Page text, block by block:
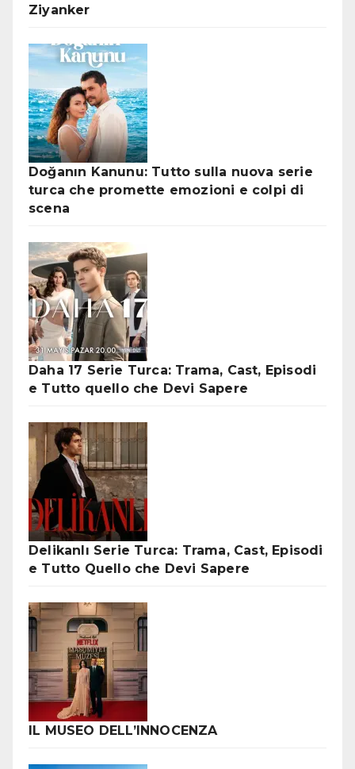
Ziyanker
Doğanın Kanunu: Tutto sulla nuova serie
turca che promette emozioni e colpi di
scena
Daha 17 Serie Turca: Trama, Cast, Episodi
e Tutto quello che Devi Sapere
Delikanlı Serie Turca: Trama, Cast, Episodi
e Tutto Quello che Devi Sapere
IL MUSEO DELL’INNOCENZA